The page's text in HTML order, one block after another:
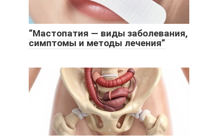
“Мастопатия — виды заболевания,
симптомы и методы лечения”